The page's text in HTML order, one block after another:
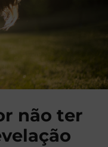
não ter